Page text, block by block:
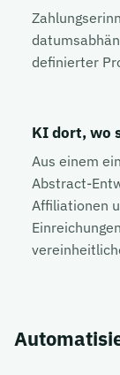
definierter
KI dort, wo
Aus einem
Abstract-
Affiliationen